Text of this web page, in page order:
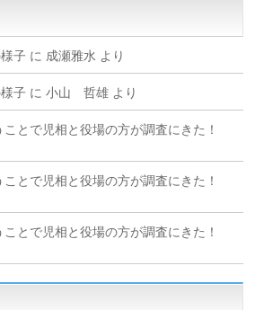
子 に 成瀬雅水 より
子 に小山 哲雄 より
とで児相と役場の方が調査にきた！
とで児相と役場の方が調査にきた！
とで児相と役場の方が調査にきた！